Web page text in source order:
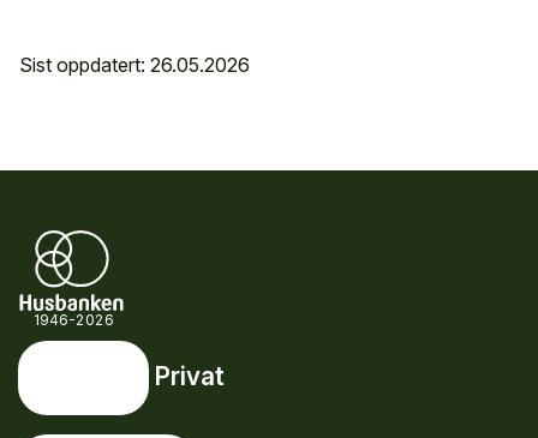
Sist oppdatert: 26.05.2026
1946-2026
Snarveier
Privat